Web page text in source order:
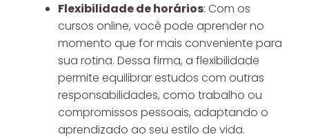
Flexibilidade de horários: Com os
cursos online, você pode aprender no
momento que for mais conveniente para
sua rotina. Dessa firma, a flexibilidade
permite equilibrar estudos com outras
responsabilidades, como trabalho ou
compromissos pessoais, adaptando o
aprendizado ao seu estilo de vida.